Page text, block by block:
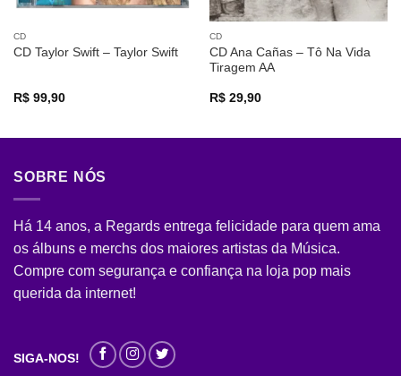
CD
CD Taylor Swift – Taylor Swift
R$99,90
CD
CD Ana Cañas – Tô Na Vida
Tiragem AA
R$29,90
SOBRE NÓS
Há 14 anos, a Regards entrega felicidade para quem ama
os álbuns e merchs dos maiores artistas da Música.
Compre com segurança e confiança na loja pop mais
querida da internet!
SIGA-NOS!